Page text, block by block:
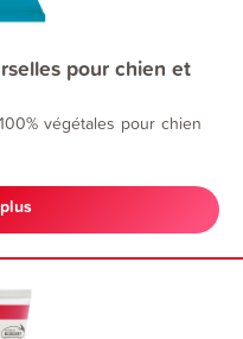
pour chien et
végétales pour chien